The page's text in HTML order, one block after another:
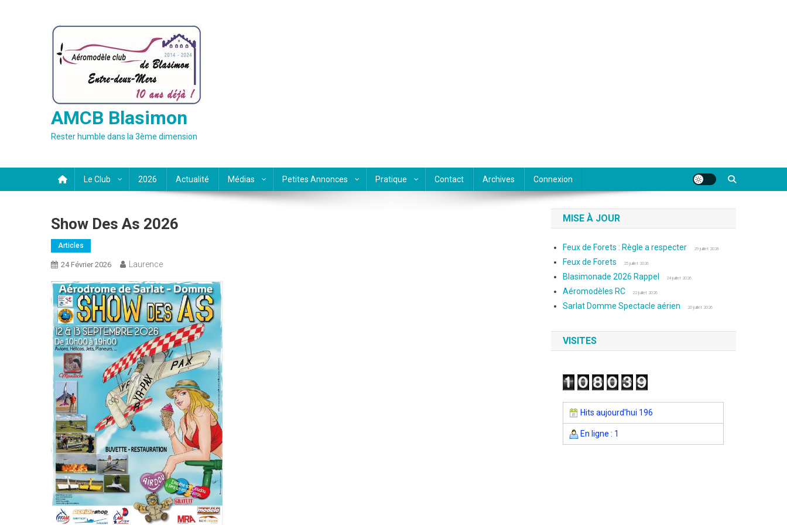
AMCB Blasimon
Rester humble dans la 3ème dimension
Le Club 2026 Actualité Médias Petites Annonces Pratique Contact Archives Connexion
Show Des As 2026
Articles
24 Février 2026 Laurence
MISE À JOUR
Feux de Forets : Règle a respecter 29 juillet 2026
Feux de Forets 25 juillet 2026
Blasimonade 2026 Rappel 24 juillet 2026
Aéromodèles RC 22 juillet 2026
Sarlat Domme Spectacle aérien 20 juillet 2026
VISITES
Hits aujourd'hui 196
En ligne : 1